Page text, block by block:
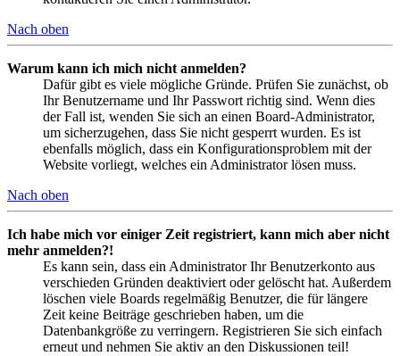
Nach oben
Warum kann ich mich nicht anmelden?
Dafür gibt es viele mögliche Gründe. Prüfen Sie zunächst, ob
Ihr Benutzername und Ihr Passwort richtig sind. Wenn dies
der Fall ist, wenden Sie sich an einen Board-Administrator,
um sicherzugehen, dass Sie nicht gesperrt wurden. Es ist
ebenfalls möglich, dass ein Konfigurationsproblem mit der
Website vorliegt, welches ein Administrator lösen muss.
Nach oben
Ich habe mich vor einiger Zeit registriert, kann mich aber nicht
mehr anmelden?!
Es kann sein, dass ein Administrator Ihr Benutzerkonto aus
verschieden Gründen deaktiviert oder gelöscht hat. Außerdem
löschen viele Boards regelmäßig Benutzer, die für längere
Zeit keine Beiträge geschrieben haben, um die
Datenbankgröße zu verringern. Registrieren Sie sich einfach
erneut und nehmen Sie aktiv an den Diskussionen teil!